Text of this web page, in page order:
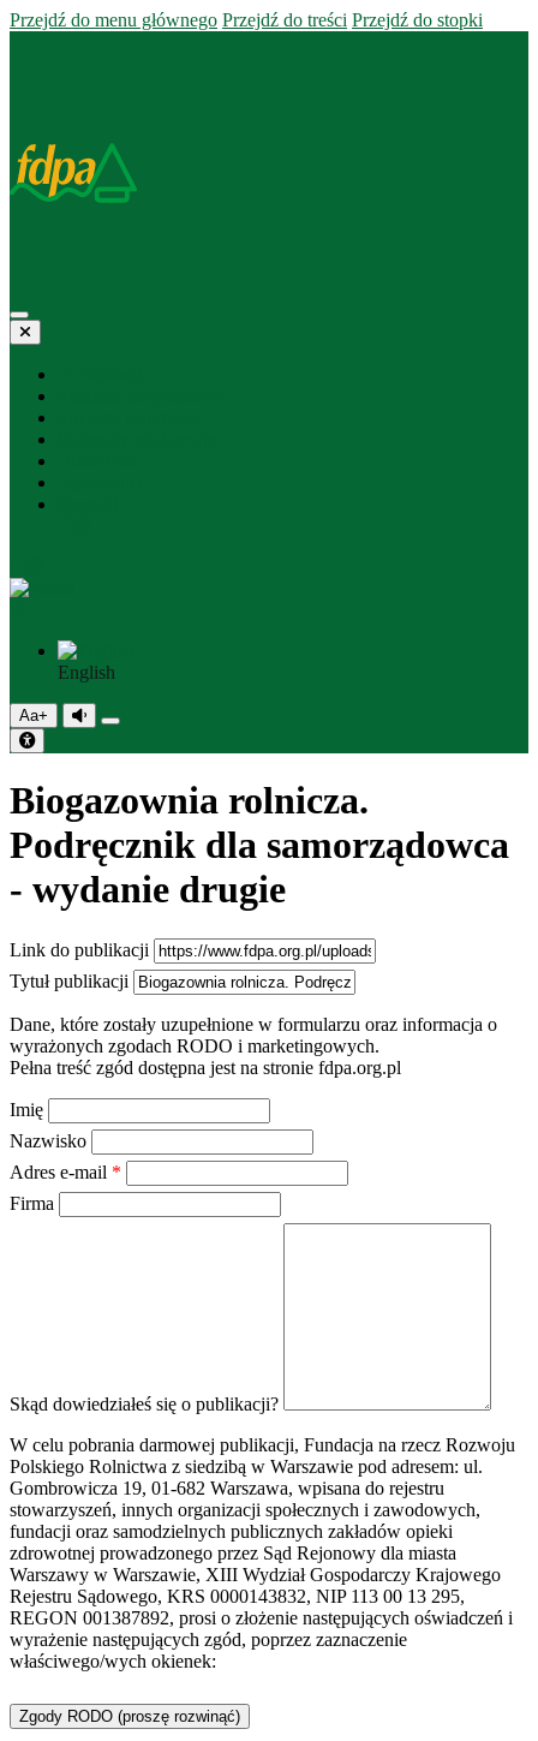
Przejdź do menu głównego Przejdź do treści Przejdź do stopki
English
Aa+
Biogazownia rolnicza.
Podręcznik dla samorządowca
- wydanie drugie
Link do publikacji
Tytuł publikacji
Dane, które zostały uzupełnione w formularzu oraz informacja o
wyrażonych zgodach RODO i marketingowych.
Pełna treść zgód dostępna jest na stronie fdpa.org.pl
Imię
Nazwisko
Adres e-mail *
Firma
Skąd dowiedziałeś się o publikacji?
W celu pobrania darmowej publikacji, Fundacja na rzecz Rozwoju
Polskiego Rolnictwa z siedzibą w Warszawie pod adresem: ul.
Gombrowicza 19, 01-682 Warszawa, wpisana do rejestru
stowarzyszeń, innych organizacji społecznych i zawodowych,
fundacji oraz samodzielnych publicznych zakładów opieki
zdrowotnej prowadzonego przez Sąd Rejonowy dla miasta
Warszawy w Warszawie, XIII Wydział Gospodarczy Krajowego
Rejestru Sądowego, KRS 0000143832, NIP 113 00 13 295,
REGON 001387892, prosi o złożenie następujących oświadczeń i
wyrażenie następujących zgód, poprzez zaznaczenie
właściwego/wych okienek:
Zgody RODO (proszę rozwinąć)